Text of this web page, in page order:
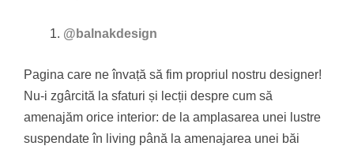
@balnakdesign
Pagina care ne învață să fim propriul nostru designer!
Nu-i zgârcită la sfaturi și lecții despre cum să
amenajăm orice interior: de la amplasarea unei lustre
suspendate în living până la amenajarea unei băi